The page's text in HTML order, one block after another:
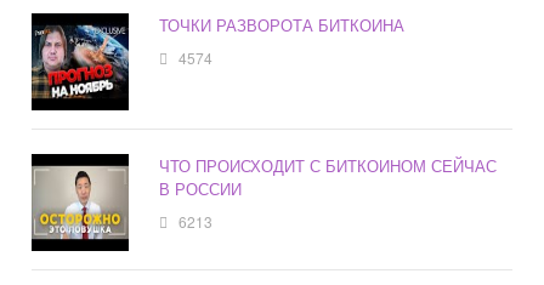
ТОЧКИ РАЗВОРОТА БИТКОИНА
4574
ЧТО ПРОИСХОДИТ С БИТКОИНОМ СЕЙЧАС
В РОССИИ
6213